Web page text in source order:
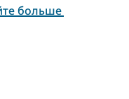
больше